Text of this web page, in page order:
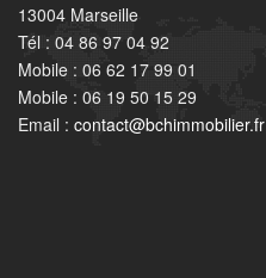
13004 Marseille
Tél : 04 86 97 04 92
Mobile : 06 62 17 99 01
Mobile : 06 19 50 15 29
Email : contact@bchimmobilier.fr